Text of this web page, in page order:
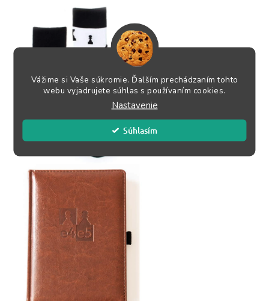
Vážime si Vaše súkromie. Ďalším prechádzaním tohto
webu vyjadrujete súhlas s používaním cookies.
Nastavenie
Súhlasím